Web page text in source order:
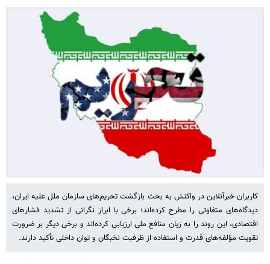
کاربران خبرآنلاین در واکنش به بحث بازگشت تحریم‌های سازمان ملل علیه ایران،
دیدگاه‌های متفاوتی را مطرح کرده‌اند؛ برخی با ابراز نگرانی از تشدید فشارهای
اقتصادی، این روند را به زیان منافع ملی ارزیابی کرده‌اند و برخی دیگر بر ضرورت
تقویت مؤلفه‌های قدرت و استفاده از ظرفیت نخبگان و توان داخلی تأکید دارند.